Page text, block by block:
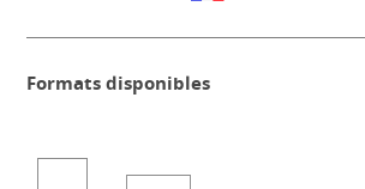
Formats disponibles